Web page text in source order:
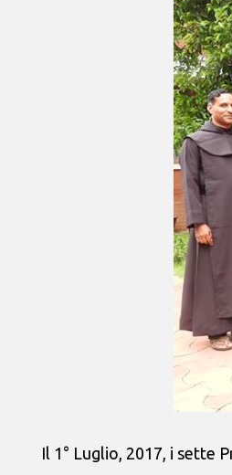
Il 1° Luglio, 2017, i sette